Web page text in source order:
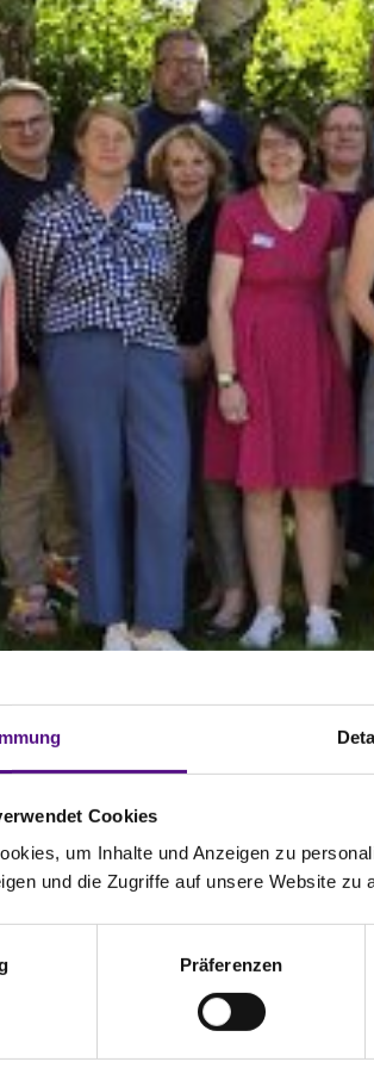
Cookies
um Inhalte und Anzeigen zu
und die Zugriffe auf unsere Website zu
Präferenzen
MAV – nutzen,
des KI-Rechts,